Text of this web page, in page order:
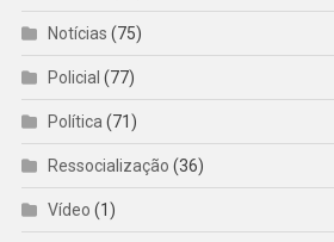
Notícias (75)
Policial (77)
Política (71)
Ressocialização (36)
Vídeo (1)